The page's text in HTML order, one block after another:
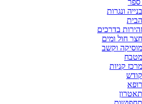
ספר
ונגרות
בדרכים
חול ומים
וקשב
קניות